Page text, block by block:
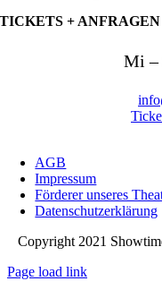
TICKETS + ANFRAGEN
Mi –
AGB
Impressum
Förderer unseres
Datenschutzerklärung
Copyright 2021
Page load link